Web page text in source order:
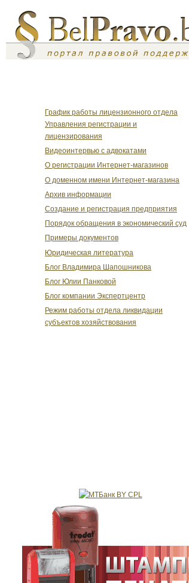
График работы лицензионного отдела
Управления регистрации и
лицензирования
Видеоинтервью с адвокатами
О регистрации Интернет-магазинов
О доменном имени Интернет-магазина
Архив информации
Создание и регистрация предприятия
Порядок обращения в экономический суд
Примеры документов
Юридическая литература
Блог Владимира Шапошникова
Блог Юлии Панковой
Блог компании Экспертцентр
Режим работы отдела ликвидации
субъектов хозяйствования